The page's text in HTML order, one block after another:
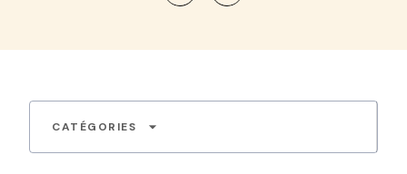
CATÉGORIES arrow_drop_down